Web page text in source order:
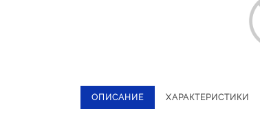
ОПИСАНИЕ ХАРАКТЕРИСТИКИ